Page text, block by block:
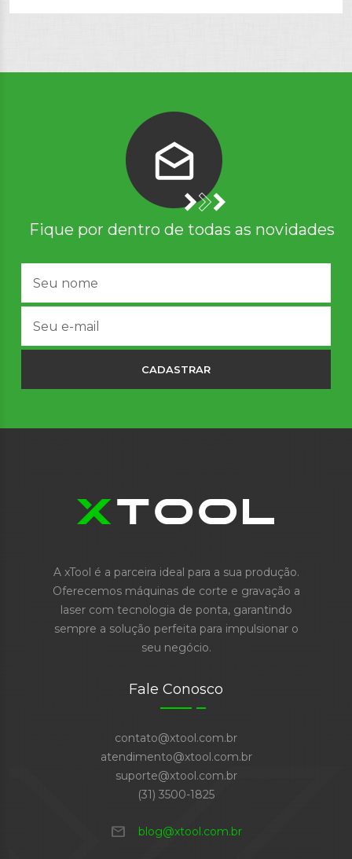
Fique por dentro de todas as novidades
CADASTRAR
A xTool é a parceira ideal para a sua produção.
Oferecemos máquinas de corte e gravação a
laser com tecnologia de ponta, garantindo
sempre a solução perfeita para impulsionar o
seu negócio.
Fale Conosco
contato@xtool.com.br
atendimento@xtool.com.br
suporte@xtool.com.br
(31) 3500-1825
mail blog@xtool.com.br